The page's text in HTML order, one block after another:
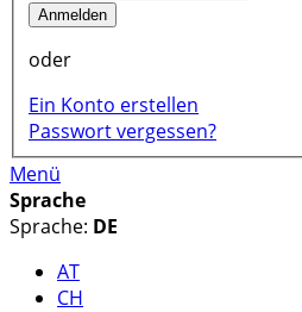
Anmelden
oder
Ein Konto erstellen
Passwort vergessen?
Menü
Sprache
Sprache: DE
AT
CH